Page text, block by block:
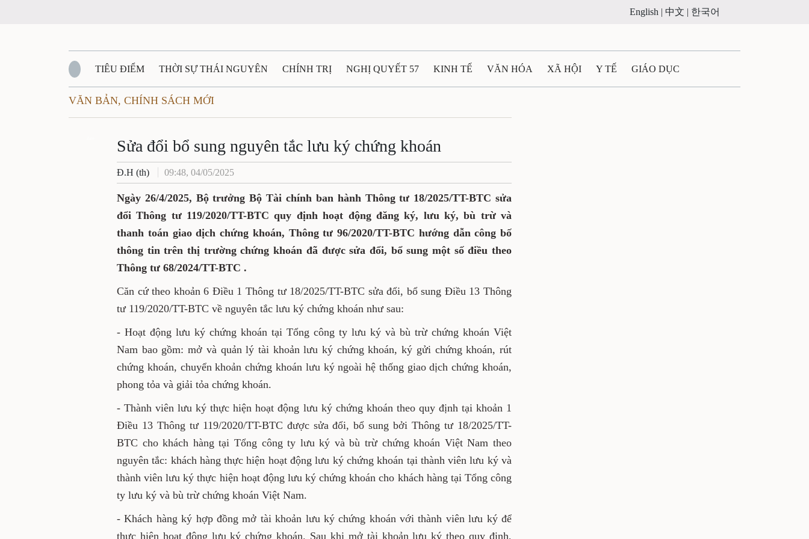
English | 中文 | 한국어
TIÊU ĐIỂM THỜI SỰ THÁI NGUYÊN CHÍNH TRỊ NGHỊ QUYẾT 57 KINH TẾ VĂN HÓA XÃ HỘI Y TẾ GIÁO DỤC
QUỐC PHÒNG - AN NINH BẠN ĐỌC
QUÊ HƯƠNG - ĐẤT NƯỚC QUỐC TẾ TÀI NGUYÊN - MÔI TRƯỜNG THỂ THAO
VĂN BẢN, CHÍNH SÁCH MỚI VĂN NGHỆ THÁI NGUYÊN
VĂN BẢN, CHÍNH SÁCH MỚI
Sửa đổi bổ sung nguyên tắc lưu ký chứng khoán
Đ.H (th) 09:48, 04/05/2025
Ngày 26/4/2025, Bộ trưởng Bộ Tài chính ban hành Thông tư 18/2025/TT-BTC sửa
đổi Thông tư 119/2020/TT-BTC quy định hoạt động đăng ký, lưu ký, bù trừ và
thanh toán giao dịch chứng khoán, Thông tư 96/2020/TT-BTC hướng dẫn công bố
thông tin trên thị trường chứng khoán đã được sửa đổi, bổ sung một số điều theo
Thông tư 68/2024/TT-BTC .
Căn cứ theo khoản 6 Điều 1 Thông tư 18/2025/TT-BTC sửa đổi, bổ sung Điều 13 Thông
tư 119/2020/TT-BTC về nguyên tắc lưu ký chứng khoán như sau:
- Hoạt động lưu ký chứng khoán tại Tổng công ty lưu ký và bù trừ chứng khoán Việt
Nam bao gồm: mở và quản lý tài khoản lưu ký chứng khoán, ký gửi chứng khoán, rút
chứng khoán, chuyển khoản chứng khoán lưu ký ngoài hệ thống giao dịch chứng khoán,
phong tỏa và giải tỏa chứng khoán.
- Thành viên lưu ký thực hiện hoạt động lưu ký chứng khoán theo quy định tại khoản 1
Điều 13 Thông tư 119/2020/TT-BTC được sửa đổi, bổ sung bởi Thông tư 18/2025/TT-
BTC cho khách hàng tại Tổng công ty lưu ký và bù trừ chứng khoán Việt Nam theo
nguyên tắc: khách hàng thực hiện hoạt động lưu ký chứng khoán tại thành viên lưu ký và
thành viên lưu ký thực hiện hoạt động lưu ký chứng khoán cho khách hàng tại Tổng công
ty lưu ký và bù trừ chứng khoán Việt Nam.
- Khách hàng ký hợp đồng mở tài khoản lưu ký chứng khoán với thành viên lưu ký để
thực hiện hoạt động lưu ký chứng khoán. Sau khi mở tài khoản lưu ký theo quy định,